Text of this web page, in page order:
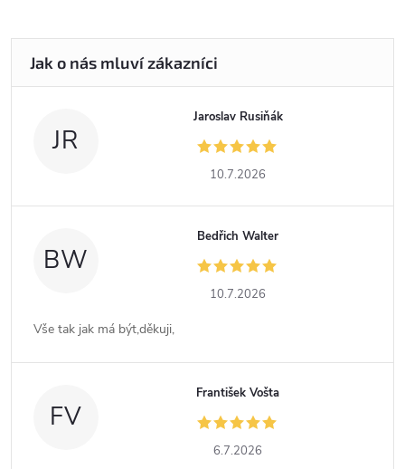
JR
Jaroslav Rusiňák
10.7.2026
BW
Bedřich Walter
10.7.2026
Vše tak jak má být,děkuji,
FV
František Vošta
6.7.2026